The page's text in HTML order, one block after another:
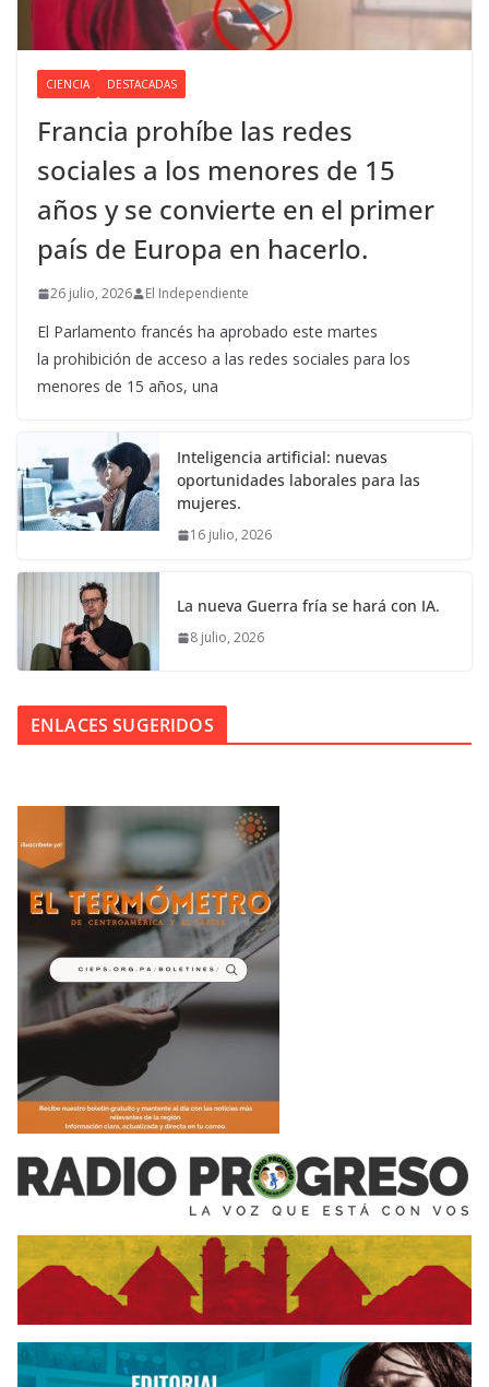
CIENCIA DESTACADAS
Francia prohíbe las redes
sociales a los menores de 15
años y se convierte en el primer
país de Europa en hacerlo.
26 julio, 2026 El Independiente
El Parlamento francés ha aprobado este martes
la prohibición de acceso a las redes sociales para los
menores de 15 años, una
Inteligencia artificial: nuevas
oportunidades laborales para las
mujeres.
16 julio, 2026
La nueva Guerra fría se hará con IA.
8 julio, 2026
ENLACES SUGERIDOS